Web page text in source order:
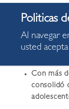
09.01.2024
Las
desde las
Con más
consolidó
Al navegar
usted